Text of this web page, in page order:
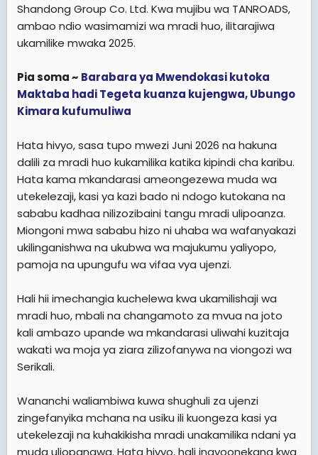
Shandong Group Co. Ltd. Kwa mujibu wa TANROADS,
ambao ndio wasimamizi wa mradi huo, ilitarajiwa
ukamilike mwaka 2025.
Pia soma ~ Barabara ya Mwendokasi kutoka
Maktaba hadi Tegeta kuanza kujengwa, Ubungo
Kimara kufumuliwa
Hata hivyo, sasa tupo mwezi Juni 2026 na hakuna
dalili za mradi huo kukamilika katika kipindi cha karibu.
Hata kama mkandarasi ameongezewa muda wa
utekelezaji, kasi ya kazi bado ni ndogo kutokana na
sababu kadhaa nilizozibaini tangu mradi ulipoanza.
Miongoni mwa sababu hizo ni uhaba wa wafanyakazi
ukilinganishwa na ukubwa wa majukumu yaliyopo,
pamoja na upungufu wa vifaa vya ujenzi.
Hali hii imechangia kuchelewa kwa ukamilishaji wa
mradi huo, mbali na changamoto za mvua na joto
kali ambazo upande wa mkandarasi uliwahi kuzitaja
wakati wa moja ya ziara zilizofanywa na viongozi wa
Serikali.
Wananchi waliambiwa kuwa shughuli za ujenzi
zingefanyika mchana na usiku ili kuongeza kasi ya
utekelezaji na kuhakikisha mradi unakamilika ndani ya
muda uliopangwa. Hata hivyo, hali inayoonekana kwa